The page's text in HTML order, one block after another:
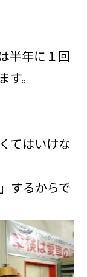
半年に１回
。
てはいけな
するからで